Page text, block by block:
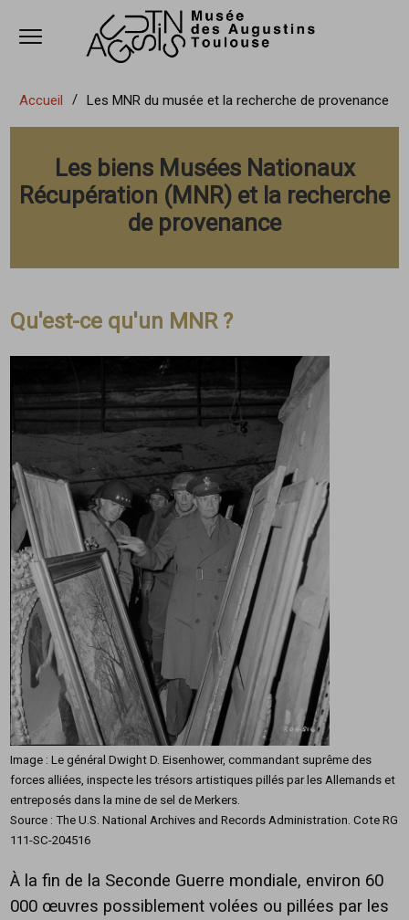
Accèder directement au contenu
Accèder directement au contenu
Ouvrir le menu
Accueil Les MNR du musée et la recherche de provenance
Les biens Musées Nationaux
Récupération (MNR) et la recherche
de provenance
Qu'est-ce qu'un MNR ?
Image : Le général Dwight D. Eisenhower, commandant suprême des
forces alliées, inspecte les trésors artistiques pillés par les Allemands et
entreposés dans la mine de sel de Merkers.
Source : The U.S. National Archives and Records Administration. Cote RG
111-SC-204516
À la fin de la Seconde Guerre mondiale, environ 60
000 œuvres possiblement volées ou pillées par les